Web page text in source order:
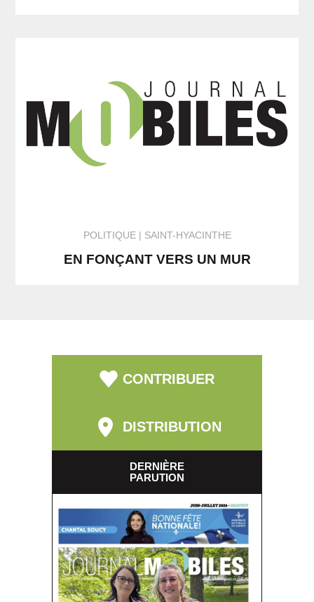
POLITIQUE SAINT-HYACINTHE
EN FONÇANT VERS UN MUR
CONTRIBUER
DISTRIBUTION
DERNIÈRE
PARUTION